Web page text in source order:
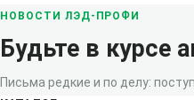
НОВОСТИ ЛЭД-ПРОФИ
Будьте в курсе
Письма редкие и по делу: